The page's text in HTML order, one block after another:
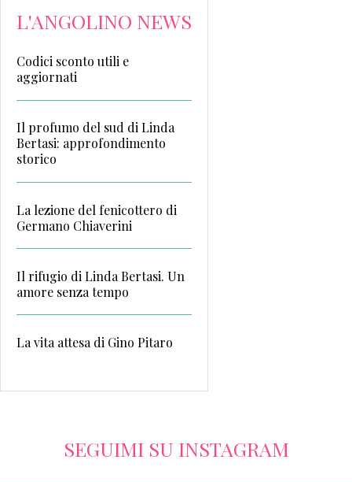
L'ANGOLINO NEWS
Codici sconto utili e
aggiornati
Il profumo del sud di Linda
Bertasi: approfondimento
storico
La lezione del fenicottero di
Germano Chiaverini
Il rifugio di Linda Bertasi. Un
amore senza tempo
La vita attesa di Gino Pitaro
SEGUIMI SU INSTAGRAM